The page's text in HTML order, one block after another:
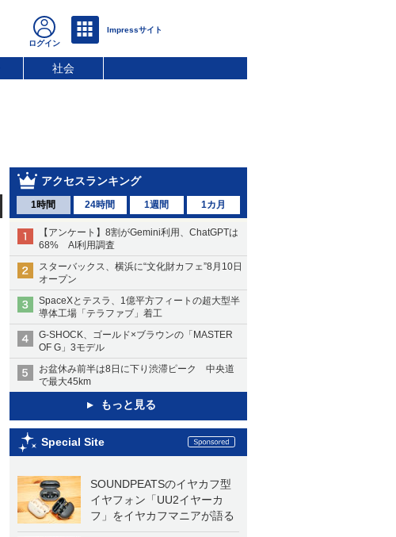
社会
アクセスランキング
1時間 24時間 1週間 1カ月
【アンケート】8割がGemini利用、ChatGPTは
68% AI利用調査
スターバックス、横浜に“文化財カフェ”8月10日
オープン
SpaceXとテスラ、1億平方フィートの超大型半
導体工場「テラファブ」着工
G-SHOCK、ゴールド×ブラウンの「MASTER
OF G」3モデル
お盆休み前半は8日に下り渋滞ピーク 中央道
で最大45km
もっと見る
Special Site
SOUNDPEATSのイヤカフ型
イヤフォン「UU2イヤーカ
フ」をイヤカフマニアが語る